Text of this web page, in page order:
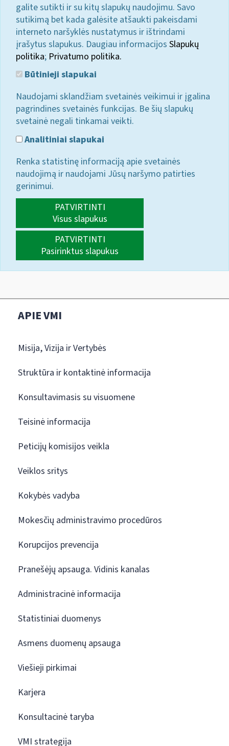
galite sutikti ir su kitų slapukų naudojimu. Savo
sutikimą bet kada galėsite atšaukti pakeisdami
interneto naršyklės nustatymus ir ištrindami
įrašytus slapukus. Daugiau informacijos Slapukų
politika; Privatumo politika.
Būtinieji slapukai
Naudojami sklandžiam svetainės veikimui ir įgalina
pagrindines svetainės funkcijas. Be šių slapukų
svetainė negali tinkamai veikti.
Analitiniai slapukai
Renka statistinę informaciją apie svetainės
naudojimą ir naudojami Jūsų naršymo patirties
gerinimui.
PATVIRTINTI
Visus slapukus
PATVIRTINTI
Pasirinktus slapukus
APIE VMI
Misija, Vizija ir Vertybės
Struktūra ir kontaktinė informacija
Konsultavimasis su visuomene
Teisinė informacija
Peticijų komisijos veikla
Veiklos sritys
Kokybės vadyba
Mokesčių administravimo procedūros
Korupcijos prevencija
Pranešėjų apsauga. Vidinis kanalas
Administracinė informacija
Statistiniai duomenys
Asmens duomenų apsauga
Viešieji pirkimai
Karjera
Konsultacinė taryba
VMI strategija